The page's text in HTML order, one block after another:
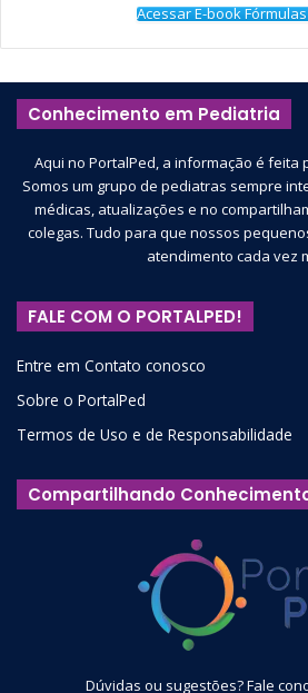
sono ou a parassomias, fenômenos
exclusivamente durante o sono e
diferentes de excitação (enurese
sono agitado).
DIAGNÓSTICO DE
na história clínica e em relato dos
articulares, musculares e dentários e/
observada em pacientes cuja
mista e permanente sem tratamento.
as estruturas mastigatórias, são os
principalmente à palpação.
Outras manifestações são:
aumento do tônus muscular,
resistência à manipulação da
hipertrofia compensatória,
Acessar E-book
Conhecimento em Pediatria
Aqui no PortalPed, a informação é feita
Somos um grupo de pediatras sempre
médicas, atualizações e no
colegas. Tudo para que nossos
atendimento cada vez
FALE COM O PORTALPED!
Entre em Contato conosco
Sobre o PortalPed
Termos de Uso e de Responsabilidade
Compartilhando
Dúvidas ou sugestões? Fale